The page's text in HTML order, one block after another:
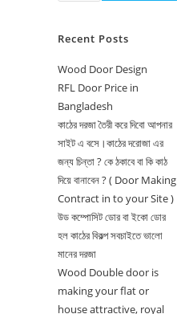
Recent Posts
Wood Door Design
RFL Door Price in
Bangladesh
কাঠের দরজা তৈরী করে দিবো আপনার
সাইট এ বসে।কাঠের দরোজা এর
জন্য চিন্তা ? কে ঠকাবে বা কি কাঠ
দিয়ে বানাবেন ? ( Door Making
Contract in to your Site )
উড কম্পোসিট ডোর বা ইকো ডোর
হল কাঠের বিকল্প সবচাইতে ভালো
মানের দরজা
Wood Double door is
making your flat or
house attractive, royal